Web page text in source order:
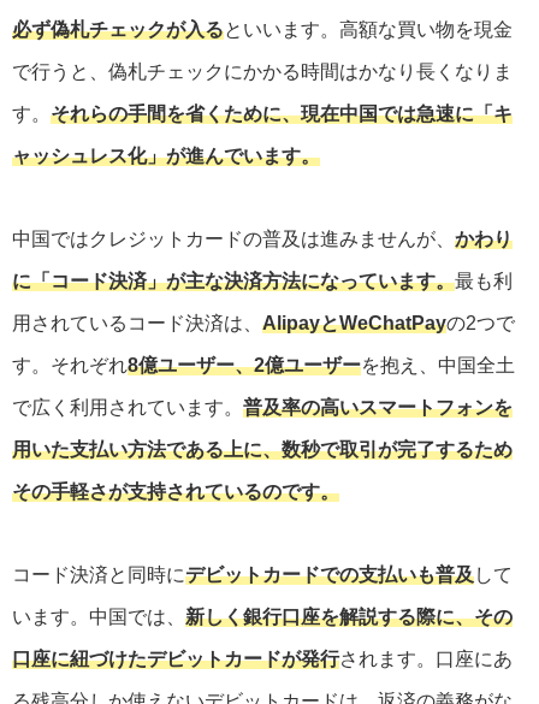
必ず偽札チェックが入るといいます。高額な買い物を現金
で行うと、偽札チェックにかかる時間はかなり長くなりま
す。 それらの手間を省くために、現在中国では急速に「キ
ャッシュレス化」が進んでいます。
中国ではクレジットカードの普及は進みませんが、 かわり
に「コード決済」が主な決済方法になっています。最も利
用されているコード決済は、 AlipayとWeChatPayの2つで
す。それぞれ8億ユーザー、2億ユーザーを抱え、中国全土
で広く利用されています。 普及率の高いスマートフォンを
用いた支払い方法である上に、数秒で取引が完了するため
その手軽さが支持されているのです。
コード決済と同時にデビットカードでの支払いも普及して
います。中国では、 新しく銀行口座を解説する際に、その
口座に紐づけたデビットカードが発行されます。口座にあ